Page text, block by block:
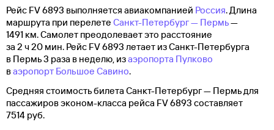
Рейс FV 6893 выполняется авиакомпанией Россия. Длина
маршрута при перелете Санкт-Петербург — Пермь—
1491 км. Самолет преодолевает это расстояние
за 2 ч 20 мин. Рейс FV 6893 летает из Санкт-Петербурга
в Пермь 3 раза в неделю, изаэропорта Пулково
ваэропорт Большое Савино.
Средняя стоимость билета Санкт-Петербург — Пермь для
пассажиров эконом-класса рейса FV 6893 составляет
7514 руб.